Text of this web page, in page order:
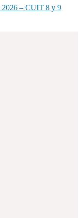
2026 – CUIT 8 y 9